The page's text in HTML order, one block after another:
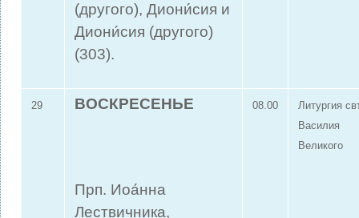
(другого), Диони́сия и
Диони́сия (другого)
(303).
29 ВОСКРЕСЕНЬЕ
Прп. Иоа́нна
Лествичника,
08.00
Литургия
Василия
Великого